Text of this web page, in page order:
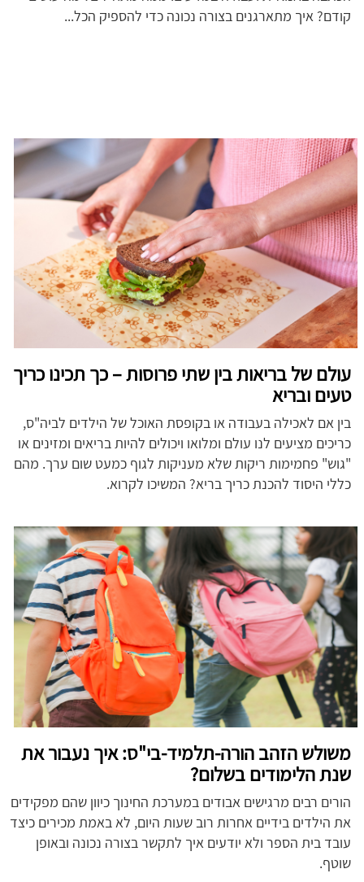
קודם? איך מתארגנים בצורה נכונה כדי להספיק הכל...
עולם של בריאות בין שתי פרוסות – כך תכינו כריך
טעים ובריא
בין אם לאכילה בעבודה או בקופסת האוכל של הילדים לביה"ס,
כריכים מציעים לנו עולם ומלואו ויכולים להיות בריאים ומזינים או
"גוש" פחמימות ריקות שלא מעניקות לגוף כמעט שום ערך. מהם
כללי היסוד להכנת כריך בריא? המשיכו לקרוא.
משולש הזהב הורה-תלמיד-בי"ס: איך נעבור את
שנת הלימודים בשלום?
הורים רבים מרגישים אבודים במערכת החינוך כיוון שהם מפקידים
את הילדים בידיים אחרות רוב שעות היום, לא באמת מכירים כיצד
עובד בית הספר ולא יודעים איך לתקשר בצורה נכונה ובאופן
שוטף.